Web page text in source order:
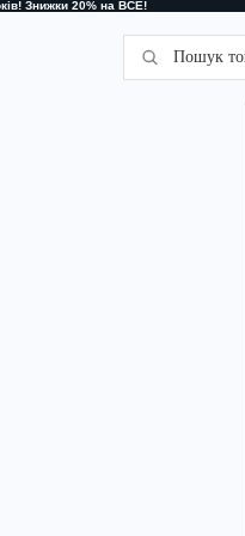
Знижки 20% на ВСЕ!